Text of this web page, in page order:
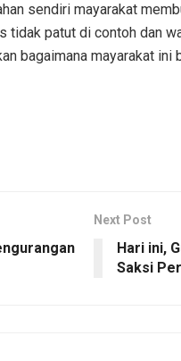
sendiri mayarakat
tidak patut di contoh dan
bagaimana mayarakat ini
Next Post
Hari ini,
Saksi